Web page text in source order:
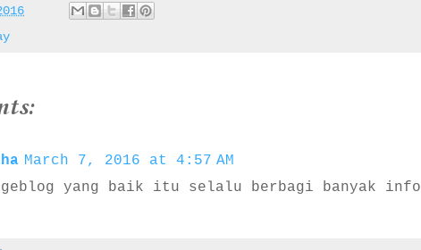
March 7, 2016 at 4:57 AM
ngeblog yang baik itu selalu berbagi banyak info